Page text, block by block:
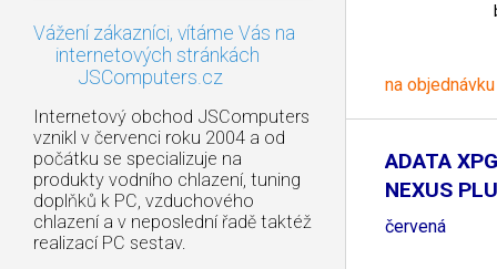
Vážení zákazníci, vítáme Vás na
internetových stránkách
JSComputers.cz
Internetový obchod JSComputers
vznikl v červenci roku 2004 a od
počátku se specializuje na
produkty vodního chlazení, tuning
doplňků k PC, vzduchového
chlazení a v neposlední řadě taktéž
realizací PC sestav.
na objednávku
ADATA
NEXUS
červená